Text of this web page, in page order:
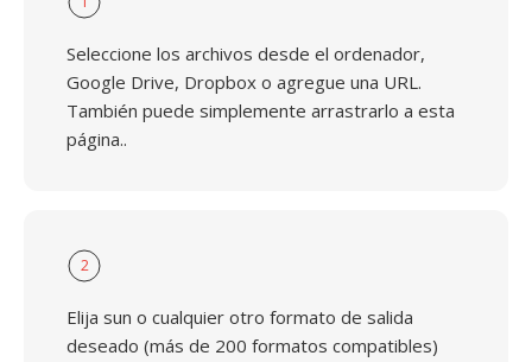
Seleccione los archivos desde el ordenador,
Google Drive, Dropbox o agregue una URL.
También puede simplemente arrastrarlo a esta
página..
2
Elija sun o cualquier otro formato de salida
deseado (más de 200 formatos compatibles)